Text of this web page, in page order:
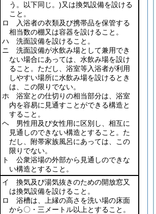
う。以下同じ。)又は換気設備を設ける
こと。
ロ 入浴者の衣類及び携帯品を保管する
相当数の棚又は容器を設けること。
ハ 洗面設備を設けること。
ニ 洗面設備が水飲み場として兼用でき
ない場合にあっては、水飲み場を設け
ること。ただし、浴室等入浴者が利用
しやすい場所に水飲み場を設けるとき
は、この限りでない。
ホ 浴室との仕切りの相当部分は、浴室
内を容易に見通すことができる構造と
すること。
ヘ 男性用及び女性用に区別し、相互に
見通しのできない構造とすること。た
だし、附帯家族風呂にあっては、この
限りでない。
ト 公衆浴場の外部から見通しのできな
い構造とすること。
イ 換気及び湯気抜きのための開放窓又
は換気設備を設けること。
ロ 浴槽は、上縁の高さを洗い場の床面
から〇・三メートル以上とすること。